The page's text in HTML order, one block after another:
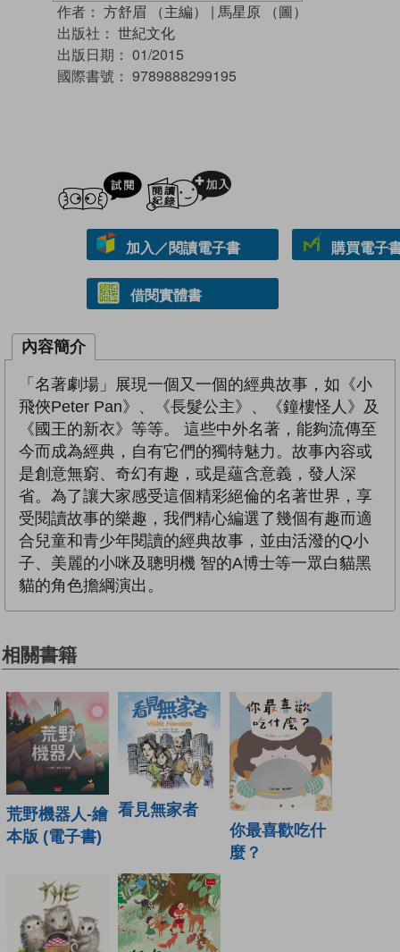
作者： 方舒眉 （主編） | 馬星原 （圖）
出版社： 世紀文化
出版日期： 01/2015
國際書號： 9789888299195
試閲
加入／閱讀電子書 購買電子
借閱實體書
內容簡介
「名著劇場」展現一個又一個的經典故事，如《小
飛俠Peter Pan》、《長髮公主》、《鐘樓怪人》及
《國王的新衣》等等。 這些中外名著，能夠流傳至
今而成為經典，自有它們的獨特魅力。故事內容或
是創意無窮、奇幻有趣，或是蘊含意義，發人深
省。為了讓大家感受這個精彩絕倫的名著世界，享
受閱讀故事的樂趣，我們精心編選了幾個有趣而適
合兒童和青少年閱讀的經典故事，並由活潑的Q小
子、美麗的小咪及聰明機 智的A博士等一眾白貓黑
貓的角色擔綱演出。
相關書籍
荒野機器人-繪
本版 (電子書)
看見無家者
你最喜歡吃什
麼？